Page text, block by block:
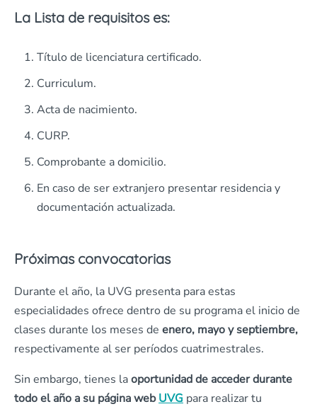
La Lista de requisitos es:
Título de licenciatura certificado.
Curriculum.
Acta de nacimiento.
CURP.
Comprobante a domicilio.
En caso de ser extranjero presentar residencia y
documentación actualizada.
Próximas convocatorias
Durante el año, la UVG presenta para estas
especialidades ofrece dentro de su programa el inicio de
clases durante los meses de enero, mayo y septiembre,
respectivamente al ser períodos cuatrimestrales.
Sin embargo, tienes laoportunidad de acceder durante
todo el año a su página web UVG para realizar tu